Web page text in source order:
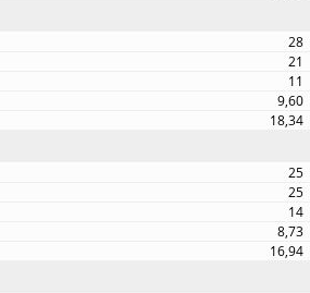
28
21
11
9,60
18,34
25
25
14
8,73
16,94